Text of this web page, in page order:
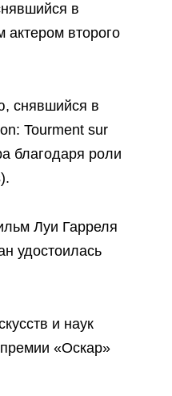
в
второго
снявшийся в
Tourment sur
благодаря роли
Луи Гарреля
удостоилась
и наук
«Оскар»